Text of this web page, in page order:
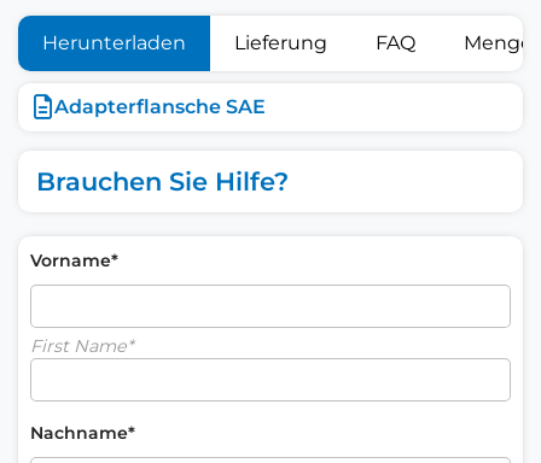
Herunterladen Lieferung FAQ
Adapterflansche SAE
Brauchen Sie Hilfe?
Vorname*
First Name*
Nachname*